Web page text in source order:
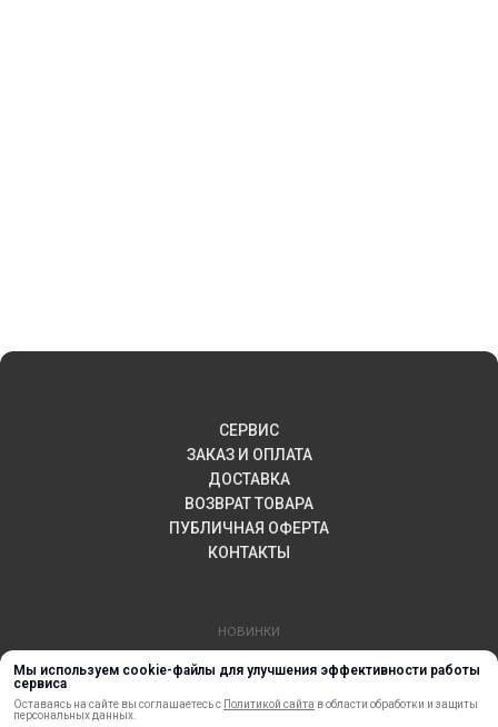
Мы используем cookie-файлы для улучшения эффективности работы
сервиса
Оставаясь на сайте вы соглашаетесь с Политикой сайта в области обработки и защиты
персональных данных.
СЕРВИС
ЗАКАЗ И ОПЛАТА
ДОСТАВКА
ВОЗВРАТ ТОВАРА
ПУБЛИЧНАЯ ОФЕРТА
КОНТАКТЫ
НОВИНКИ
ТЕРМОПЕРЕНОС
МАТЕРИАЛЫ ДЛЯ ПЕЧАТИ